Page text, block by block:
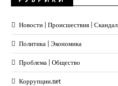
Новости | Происшествия | Скандал
Политика | Экономика
Проблема | Общество
Коррупции.net